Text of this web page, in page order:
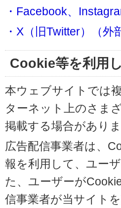
・Facebook、
・X（旧Twitter）（外
Cookie等を利用
本ウェブサイトでは
ターネット上のさま
掲載する場合がありま
広告配信事業者は、
報を利用して、ユー
た、ユーザーが
信事業者が当サイト